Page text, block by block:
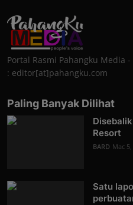
Portal Rasmi Pahangku Media
: editor[at]pahangku.com
Paling Banyak Dilihat
Resort
BARD Mac
Satu